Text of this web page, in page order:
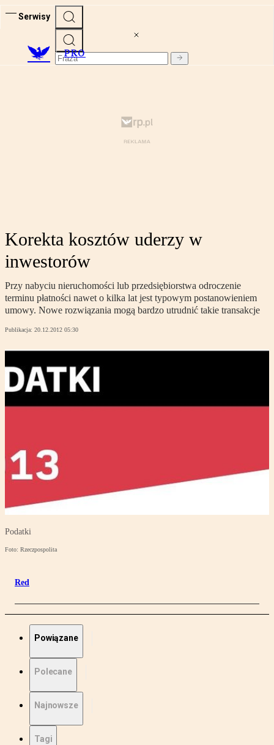
Serwisy
PRO
Korekta kosztów uderzy w
inwestorów
Przy nabyciu nieruchomości lub przedsiębiorstwa odroczenie
terminu płatności nawet o kilka lat jest typowym postanowieniem
umowy. Nowe rozwiązania mogą bardzo utrudnić takie transakcje
Publikacja: 20.12.2012 05:30
Podatki
Foto: Rzeczpospolita
Red
Powiązane
Polecane
Najnowsze
Tagi